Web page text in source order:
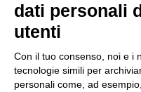
Categorie
Categorie
dati personali
utenti
Con il tuo consenso, noi e i
tecnologie simili per
personali come, ad